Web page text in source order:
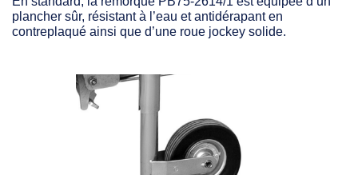
plancher sûr, résistant à l’eau et antidérapant en
contreplaqué ainsi que d’une roue jockey solide.